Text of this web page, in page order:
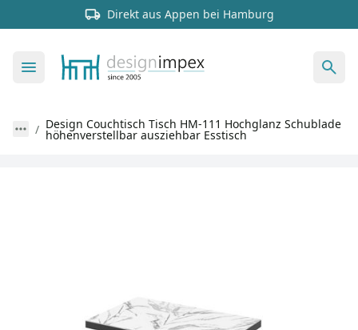
Direkt aus Appen bei Hamburg
Design Couchtisch Tisch HM-111 Hochglanz Schublade
höhenverstellbar ausziehbar Esstisch